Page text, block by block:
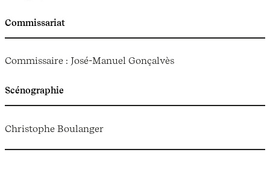
Commissariat
Commissaire : José-Manuel Gonçalvès
Scénographie
Christophe Boulanger